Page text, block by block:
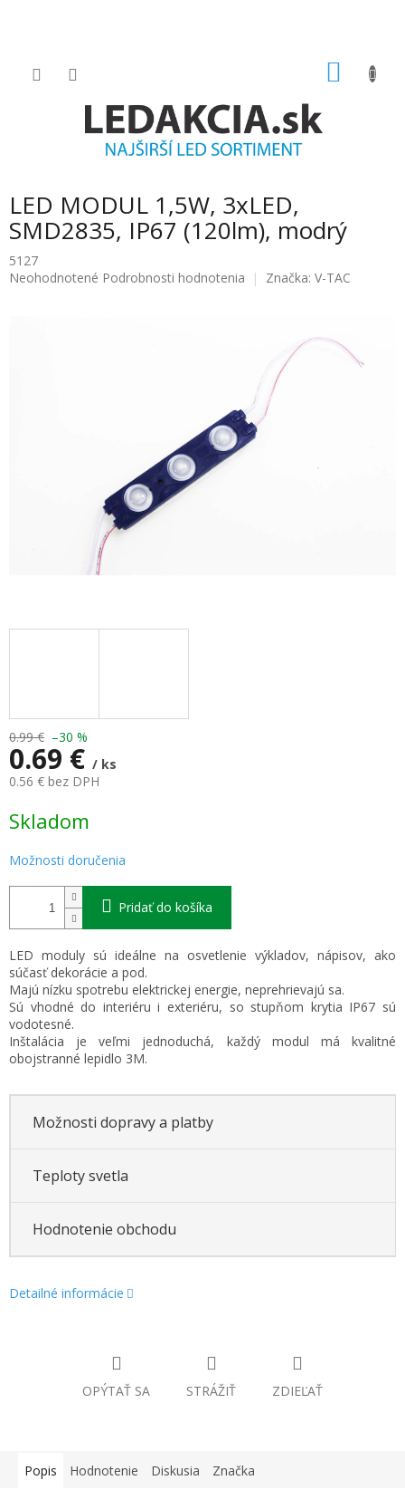
LED MODUL 1,5W, 3xLED,
SMD2835, IP67 (120lm), modrý
5127
Priemerné
Neohodnotené Podrobnosti hodnotenia Značka: V-TAC
0.99 € –30 %
0.69 € / ks
0.56 € bez DPH
cena:
Skladom
Možnosti doručenia
Pridať do košíka
LED moduly sú ideálne na osvetlenie výkladov, nápisov, ako
súčasť dekorácie a pod.
Majú nízku spotrebu elektrickej energie, neprehrievajú sa.
Sú vhodné do interiéru i exteriéru, so stupňom krytia IP67 sú
vodotesné.
Inštalácia je veľmi jednoduchá, každý modul má kvalitné
obojstranné lepidlo 3M.
Možnosti dopravy a platby
Teploty svetla
Hodnotenie obchodu
Detailné informácie
OPÝTAŤ SA STRÁŽIŤ ZDIEĽAŤ
Popis Hodnotenie Diskusia Značka